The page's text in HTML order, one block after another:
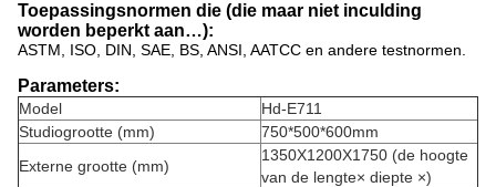
Toepassingsnormen die (die maar niet inculding
worden beperkt aan…):
ASTM, ISO, DIN, SAE, BS, ANSI, AATCC en andere testnormen.
Parameters:
Model
Hd-E711
Studiogrootte (mm)
750*500*600mm
Externe grootte (mm)
1350X1200X1750 (de hoogte
van de lengte× diepte ×)